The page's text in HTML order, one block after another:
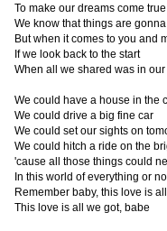
To make our dreams come true
We know that things are
But when it comes to you and
If we look back to the start
When all we shared was in our
We could have a house in the
We could drive a big fine car
We could set our sights on
We could hitch a ride on the
'cause all those things could
In this world of everything or
Remember baby, this love is
This love is all we got, babe